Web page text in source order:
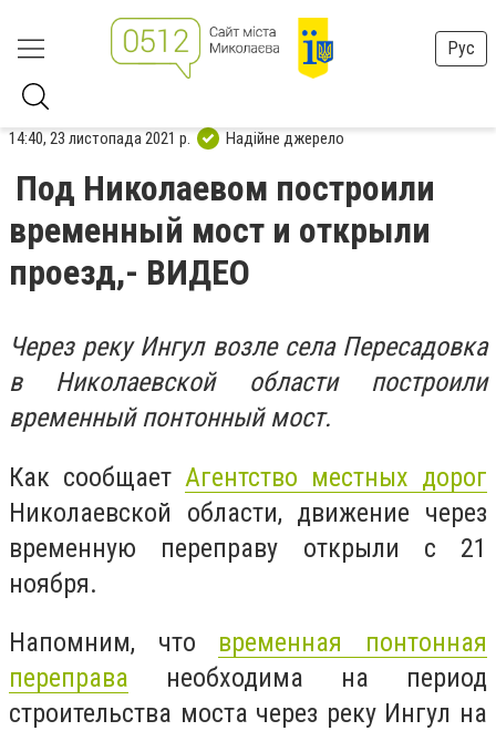
Рус
14:40, 23 листопада 2021 р. Надійне джерело
Под Николаевом построили
временный мост и открыли
проезд,- ВИДЕО
Через реку Ингул возле села Пересадовка
в Николаевской области построили
временный понтонный мост.
Как сообщает Агентство местных дорог
Николаевской области, движение через
временную переправу открыли с 21
ноября.
Напомним, что временная понтонная
переправа необходима на период
строительства моста через реку Ингул на